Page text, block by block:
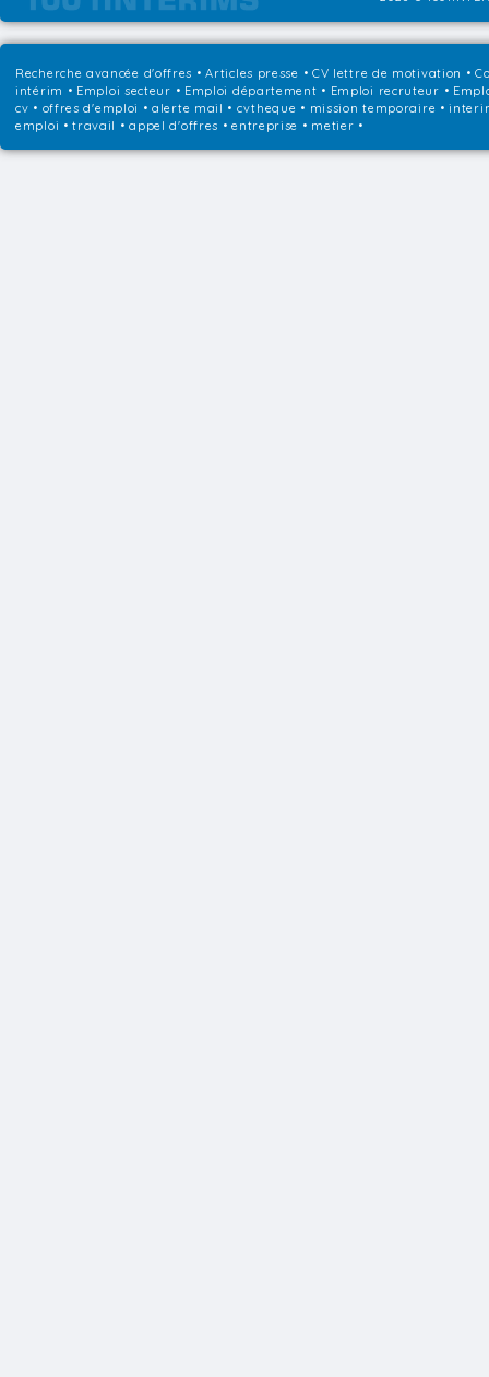
Recherche avancée d'offres •Articles presse • CV lettre de motivation •
intérim • Emploi secteur • Emploi département • Emploi recruteur •
cv • offres d'emploi • alerte mail • cvtheque • mission temporaire •
emploi • travail • appel d'offres • entreprise • metier •